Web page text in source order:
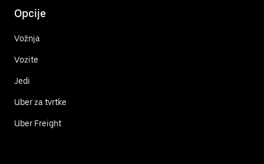
Opcije
Vožnja
Vozite
Jedi
Uber za tvrtke
Uber Freight